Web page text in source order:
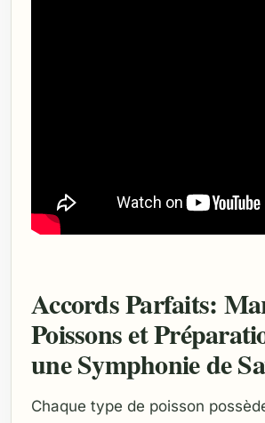
Accords Parfaits:
Poissons et
une Symphonie de
Chaque type de poisson